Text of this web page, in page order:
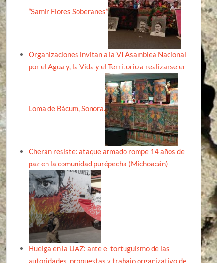
“Samir Flores Soberanes”
Organizaciones invitan a la VI Asamblea Nacional
por el Agua y, la Vida y el Territorio a realizarse en
Loma de Bácum, Sonora.
Cherán resiste: ataque armado rompe 14 años de
paz en la comunidad purépecha (Michoacán)
Huelga en la UAZ: ante el tortuguismo de las
autoridades, propuestas y trabajo organizativo de